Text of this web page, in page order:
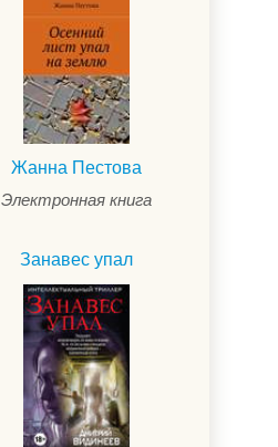
Жанна Пестова
Электронная книга
Занавес упал